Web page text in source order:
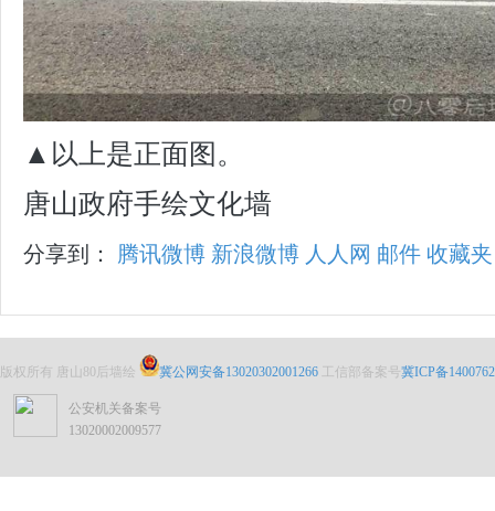
▲以上是正面图。
唐山政府手绘文化墙
分享到： 腾讯微博 新浪微博 人人网 邮件 收藏夹
版权所有 唐山80后墙绘 冀公网安备13020302001266 工信部备案号冀ICP备
公安机关备案号
13020002009577